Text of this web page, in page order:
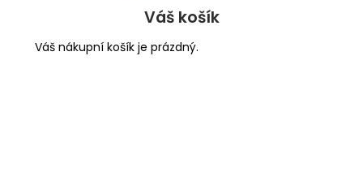
Váš košík
Váš nákupní košík je prázdný.